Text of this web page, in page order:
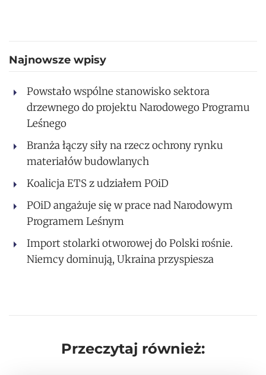
Najnowsze wpisy
Powstało wspólne stanowisko sektora
drzewnego do projektu Narodowego Programu
Leśnego
Branża łączy siły na rzecz ochrony rynku
materiałów budowlanych
Koalicja ETS z udziałem POiD
POiD angażuje się w prace nad Narodowym
Programem Leśnym
Import stolarki otworowej do Polski rośnie.
Niemcy dominują, Ukraina przyspiesza
Przeczytaj również: